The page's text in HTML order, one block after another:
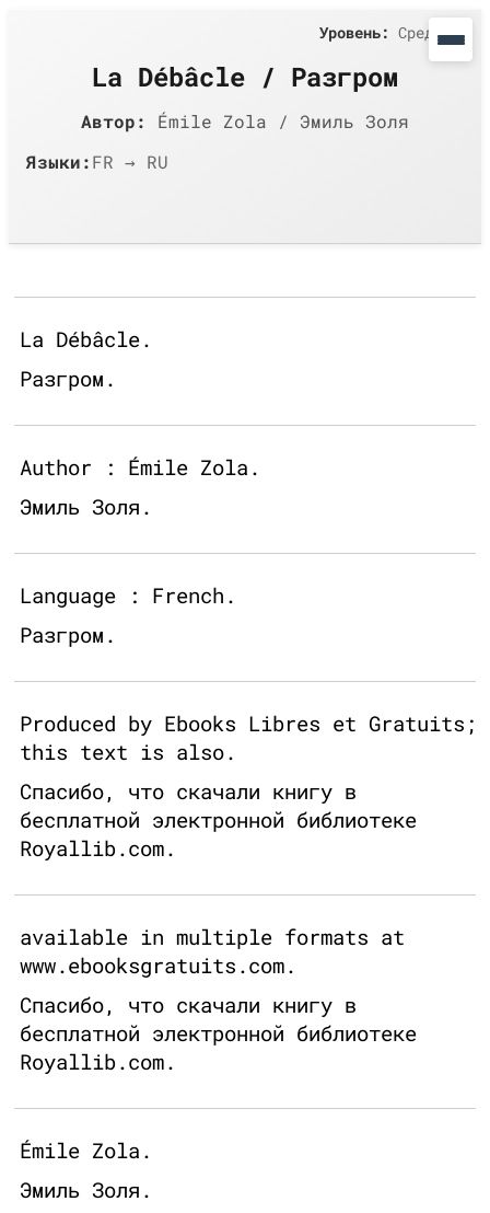
La Débâcle / Разгром
Автор:
Émile Zola / Эмиль Золя
Языки:FR → RU
Уровень: Средний
La Débâcle.
Разгром.
Author : Émile Zola.
Эмиль Золя.
Language : French.
Разгром.
Produced by Ebooks Libres et Gratuits;
this text is also.
Спасибо, что скачали книгу в
бесплатной электронной библиотеке
Royallib.com.
available in multiple formats at
www.ebooksgratuits.com.
Спасибо, что скачали книгу в
бесплатной электронной библиотеке
Royallib.com.
Émile Zola.
Эмиль Золя.